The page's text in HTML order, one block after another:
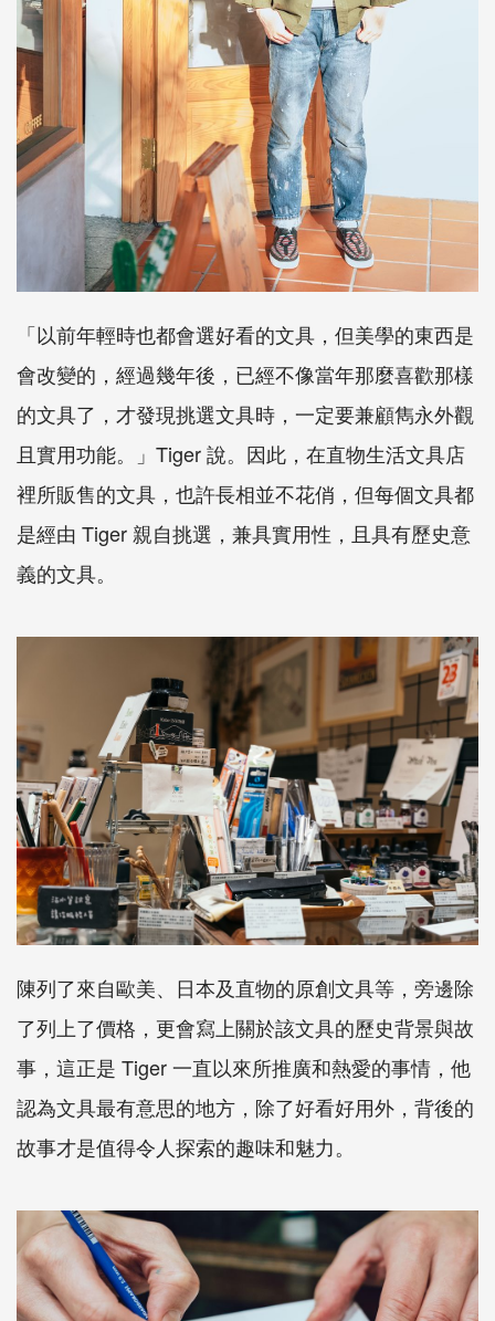
「以前年輕時也都會選好看的文具，但美學的東西是
會改變的，經過幾年後，已經不像當年那麼喜歡那樣
的文具了，才發現挑選文具時，一定要兼顧雋永外觀
且實用功能。」 Tiger說。因此，在直物生活文具店
裡所販售的文具，也許長相並不花俏，但每個文具都
是經由 Tiger 親自挑選，兼具實用性，且具有歷史意
義的文具。
陳列了來自歐美、日本及直物的原創文具等，旁邊除
了列上了價格，更會寫上關於該文具的歷史背景與故
事，這正是 Tiger一直以來所推廣和熱愛的事情，他
認為文具最有意思的地方，除了好看好用外，背後的
故事才是值得令人探索的趣味和魅力。